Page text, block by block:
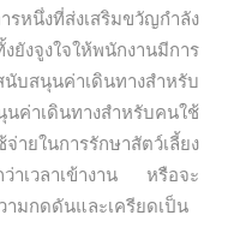
หนึ่งที่ส่งเสริมขวัญกำลัง
ยังจูงใจให้พนักงานมีการ
บสนุนค่าเดินทางสำหรับ
าเดินทางสำหรับคนใช้
ยในการรักษาสัตว์เลี้ยง
ว่าเวลาเข้างาน หรือจะ
มกดดันและเครียดเป็น